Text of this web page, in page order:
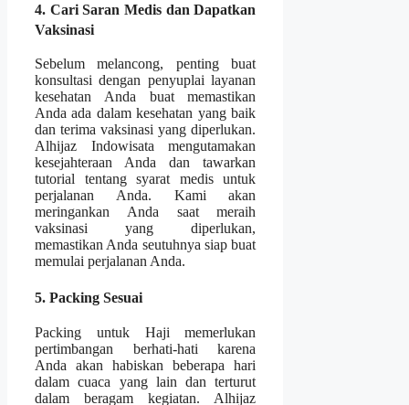
4. Cari Saran Medis dan Dapatkan
Vaksinasi
Sebelum melancong, penting buat
konsultasi dengan penyuplai layanan
kesehatan Anda buat memastikan
Anda ada dalam kesehatan yang baik
dan terima vaksinasi yang diperlukan.
Alhijaz Indowisata mengutamakan
kesejahteraan Anda dan tawarkan
tutorial tentang syarat medis untuk
perjalanan Anda. Kami akan
meringankan Anda saat meraih
vaksinasi yang diperlukan,
memastikan Anda seutuhnya siap buat
memulai perjalanan Anda.
5. Packing Sesuai
Packing untuk Haji memerlukan
pertimbangan berhati-hati karena
Anda akan habiskan beberapa hari
dalam cuaca yang lain dan terturut
dalam beragam kegiatan. Alhijaz